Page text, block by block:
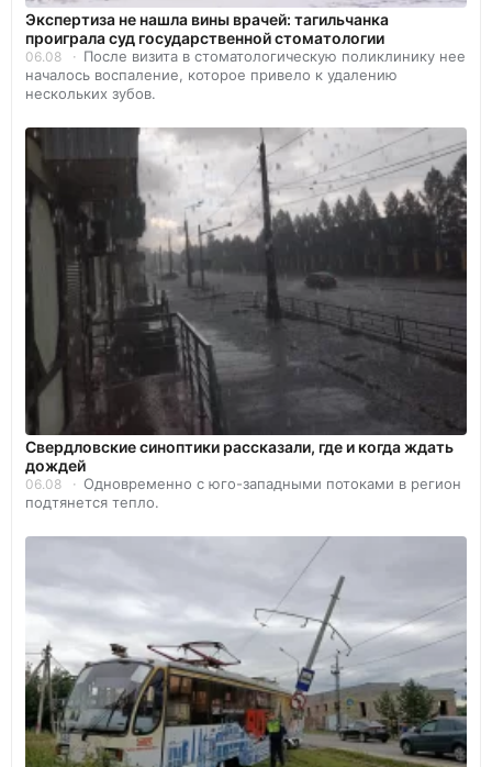
Экспертиза не нашла вины врачей: тагильчанка
проиграла суд государственной стоматологии
06.08
После визита в стоматологическую поликлинику нее
началось воспаление, которое привело к удалению
нескольких зубов.
Свердловские синоптики рассказали, где и когда ждать
дождей
06.08
Одновременно с юго-западными потоками в регион
подтянется тепло.